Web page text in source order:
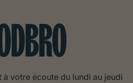
à votre écoute du lundi au jeudi